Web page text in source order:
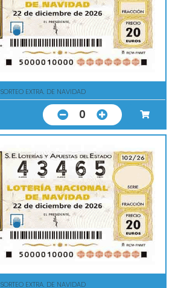
SORTEO EXTRA. DE NAVIDAD
0
SORTEO EXTRA. DE NAVIDAD